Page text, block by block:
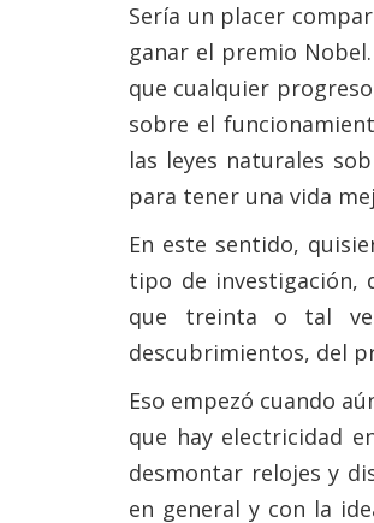
Sería un placer
ganar el premio
que cualquier
sobre el
las leyes naturales
para tener una vida
En este sentido,
tipo de investigación,
que treinta o tal
descubrimientos, del
Eso empezó cuando
que hay electricidad
desmontar relojes y
en general y con la